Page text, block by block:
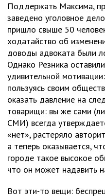
Поддержать Максима,
заведено уголовное
пришло свыше 50
ходатайство об
доводы адвоката были
Однако Резника
удивительной
пользуясь своим
оказать давление на
товарищи: вы же сами
СМИ) всегда
«нет», растеряло
а теперь оказывается,
городе такое высокое
что он может надавить
Вот эти-то вещи: